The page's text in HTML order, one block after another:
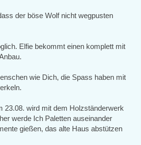
der böse Wolf nicht wegpusten
Elfie bekommt einen komplett mit
wie Dich, die Spass haben mit
23.08. wird mit dem Holzständerwerk
werde Ich Paletten auseinander
gießen, das alte Haus abstützen